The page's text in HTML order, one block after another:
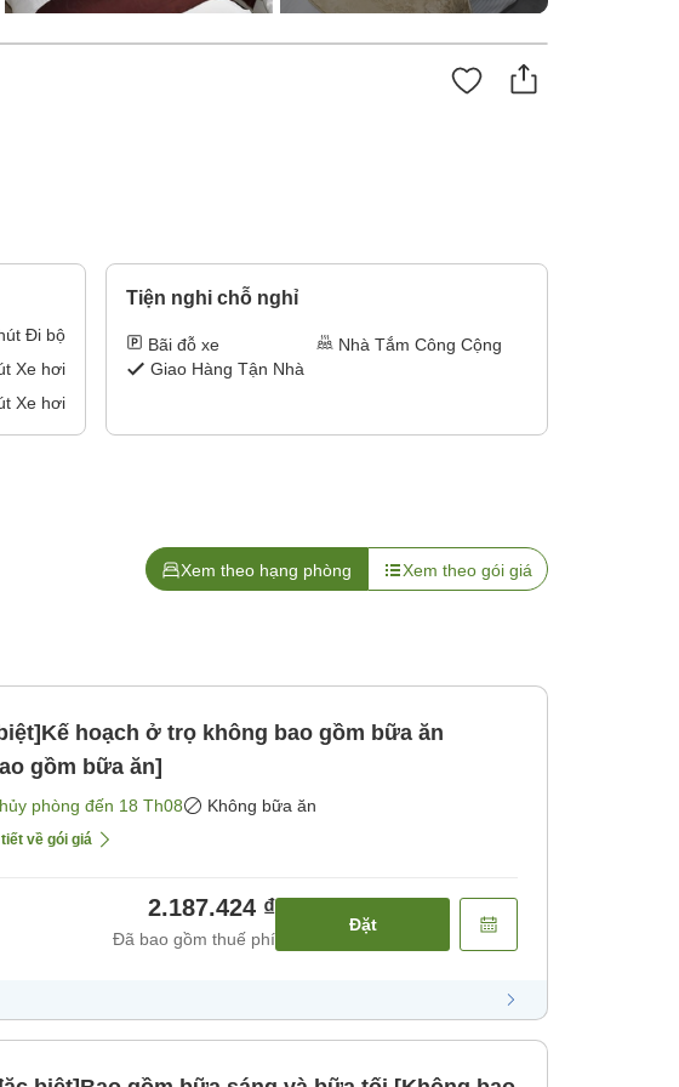
Đi bộ
Xe hơi
Xe hơi
Tiện nghi chỗ nghỉ
Bãi đỗ xe
Nhà Tắm Công Cộng
Giao Hàng Tận Nhà
Xem theo hạng phòng Xem theo gói giá
hoạch ở trọ không bao gồm bữa ăn
gồm bữa ăn]
phòng đến 18 Th08 Không bữa ăn
về gói giá
2.187.424 ₫
Đã bao gồm thuế phí
Đặt